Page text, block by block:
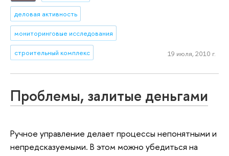
деловая активность
мониторинговые исследования
строительный комплекс 19 июля, 2010 г.
Проблемы, залитые деньгами
Ручное управление делает процессы непонятными и
непредсказуемыми. В этом можно убедиться на